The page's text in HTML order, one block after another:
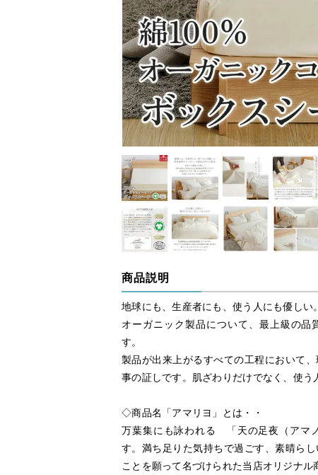
商品説明
地球にも、生産者にも、使う人にも優しい。
オーガニック製品について、最上級の品
す。
製品が出来上がるすべての工程において
事の証しです。肌ざわりだけでなく、使う
◇商品名「アマリヨ」とは・・
万葉集にも詠われる 「天の足夜（アマ
す。満ち足りた気持ちで過ごす、素晴ら
ことを願って名づけられた当店オリジナル